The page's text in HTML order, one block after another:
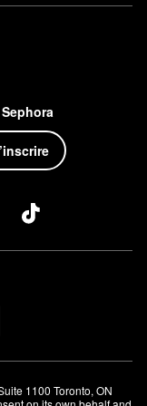
1100 Toronto, ON